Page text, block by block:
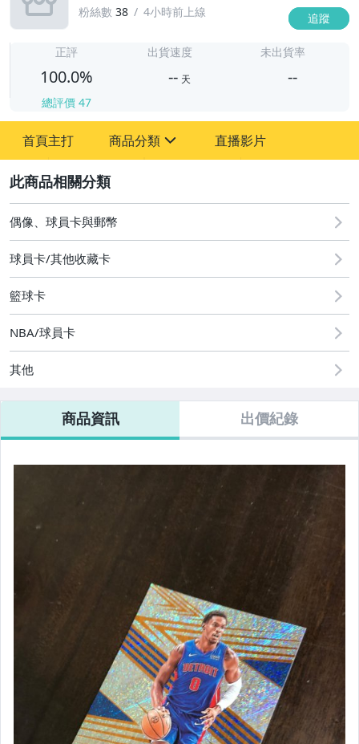
粉絲數 38 4小時前上線 追蹤
正評
100.0%
總評價 47
出貨速度
-- 天
未出貨率
--
首頁主打 商品分類
偶像、球員卡與郵幣
直播影片
偶像、球員卡與郵幣
球員卡/其他收藏卡
籃球卡
NBA/球員卡
其他
商品資訊 出價紀錄